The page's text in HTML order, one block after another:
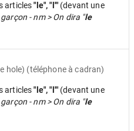
articles"le", "l'" (devant une
garçon - nm > On dira "le
hole) (téléphone à cadran)
articles"le", "l'" (devant une
garçon - nm > On dira "le